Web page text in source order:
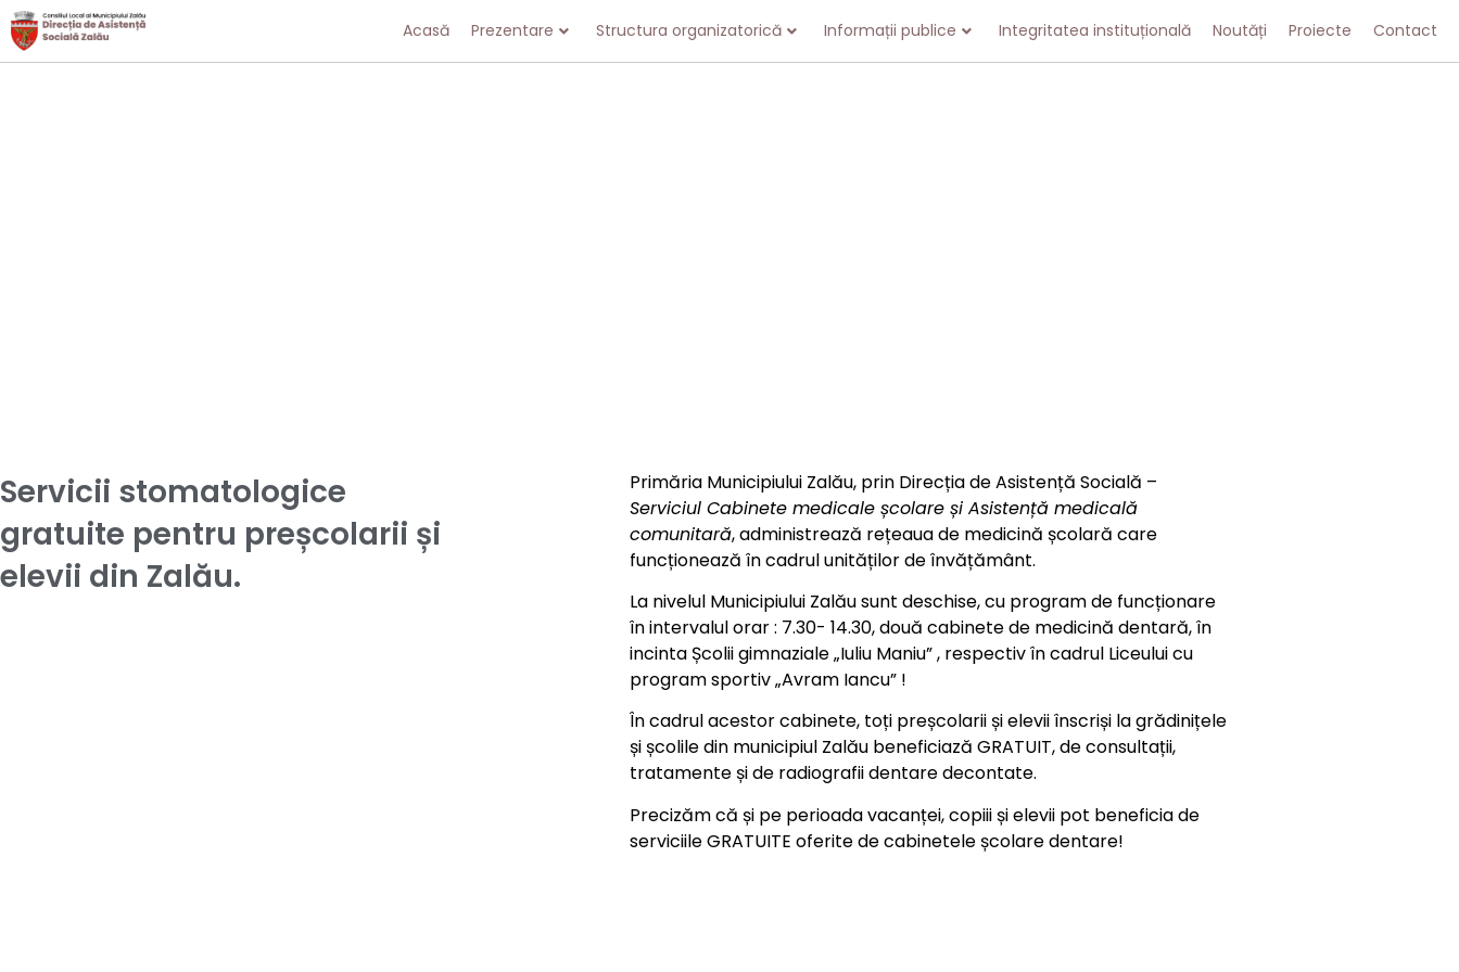
Acasă Prezentare Structura organizatorică Informații publice Integritatea instituțională Noutăți Proiecte Contact
Servicii stomatologice
gratuite pentru preșcolarii și
elevii din Zalău.
Primăria Municipiului Zalău, prin Direcția de Asistență Socială –
Serviciul Cabinete medicale școlare și Asistență medicală
comunitară, administrează rețeaua de medicină școlară care
funcționează în cadrul unităților de învățământ.
La nivelul Municipiului Zalău sunt deschise, cu program de funcționare
în intervalul orar : 7.30- 14.30, două cabinete de medicină dentară, în
incinta Școlii gimnaziale „Iuliu Maniu” , respectiv în cadrul Liceului cu
program sportiv „Avram Iancu” !
În cadrul acestor cabinete, toți preșcolarii și elevii înscriși la grădinițele
și școlile din municipiul Zalău beneficiază GRATUIT, de consultații,
tratamente și de radiografii dentare decontate.
Precizăm că și pe perioada vacanței, copiii și elevii pot beneficia de
serviciile GRATUITE oferite de cabinetele școlare dentare!